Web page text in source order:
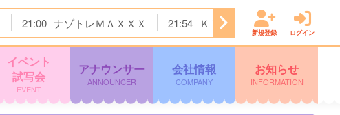
21:00 ナゾトレＭＡＸＸＸ 21:54 ＫＴＳニュース 22:00
新規登録 ログイン
イベント
試写会
EVENT
アナウンサー
ANNOUNCER
会社情報
COMPANY
お知らせ
INFORMATION